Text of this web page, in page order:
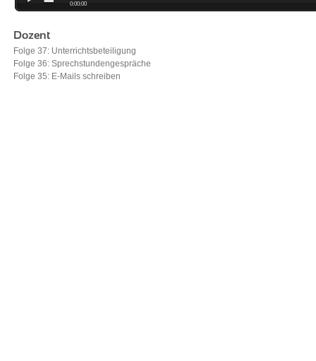
0:00:00
Dozent
Folge 37: Unterrichtsbeteiligung
Folge 36: Sprechstundengespräche
Folge 35: E-Mails schreiben